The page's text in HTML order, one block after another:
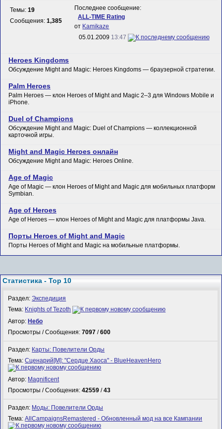
Темы:19
Сообщения:1,385
Последнее сообщение:
ALL-TIME Rating
от Kamikaze
05.01.2009 13:47
Heroes Kingdoms
Обсуждение Might and Magic: Heroes Kingdoms — браузерной стратегии.
Palm Heroes
Palm Heroes — клон Heroes of Might and Magic 2–3 для Windows Mobile и
iPhone.
Duel of Champions
Обсуждение Might and Magic: Duel of Champions — коллекционной
карточной игры.
Might and Magic Heroes онлайн
Обсуждение Might and Magic: Heroes Online.
Age of Magic
Age of Magic — клон Heroes of Might and Magic для мобильных платформ
Symbian.
Age of Heroes
Age of Heroes — клон Heroes of Might and Magic для платформы Java.
Порты Heroes of Might and Magic
Порты Heroes of Might and Magic на мобильные платформы.
Статистика - Top 10
Раздел:Экспедиция
Тема: Knights of Tezoth
Автор: Небо
Просмотры / Сообщения:7097 /600
Раздел: Карты: Повелители Орды
Тема:Сценарий[M]: "Сердце Хаоса" - BlueHeavenHero
Автор: Magnificent
Просмотры / Сообщения:42559 /43
Раздел: Моды: Повелители Орды
Тема:AllCampaignsRemastered - Обновленный мод на все Кампании